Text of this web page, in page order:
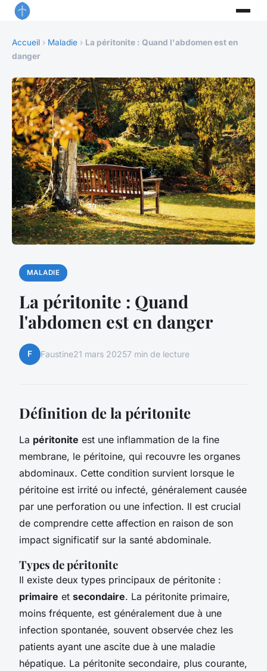
Accueil › Maladie › La péritonite : Quand l'abdomen est en
danger
MALADIE
La péritonite : Quand
l'abdomen est en danger
F Faustine21 mars 20257 min de lecture
Définition de la péritonite
La péritonite est une inflammation de la fine
membrane, le péritoine, qui recouvre les organes
abdominaux. Cette condition survient lorsque le
péritoine est irrité ou infecté, généralement causée
par une perforation ou une infection. Il est crucial
de comprendre cette affection en raison de son
impact significatif sur la santé abdominale.
Types de péritonite
Il existe deux types principaux de péritonite :
primaire et secondaire. La péritonite primaire,
moins fréquente, est généralement due à une
infection spontanée, souvent observée chez les
patients ayant une ascite due à une maladie
hépatique. La péritonite secondaire, plus courante,